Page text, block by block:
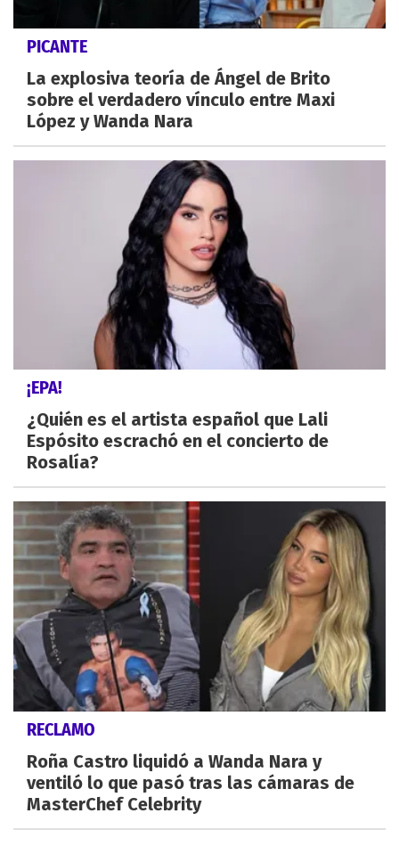
PICANTE
La explosiva teoría de Ángel de Brito
sobre el verdadero vínculo entre Maxi
López y Wanda Nara
¡EPA!
¿Quién es el artista español que Lali
Espósito escrachó en el concierto de
Rosalía?
RECLAMO
Roña Castro liquidó a Wanda Nara y
ventiló lo que pasó tras las cámaras de
MasterChef Celebrity